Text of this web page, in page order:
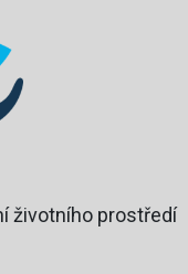
životního prostředí